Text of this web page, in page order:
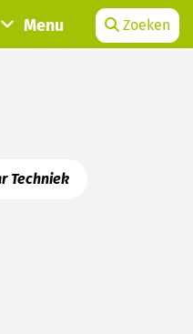
Menu Zoeken
Techniek